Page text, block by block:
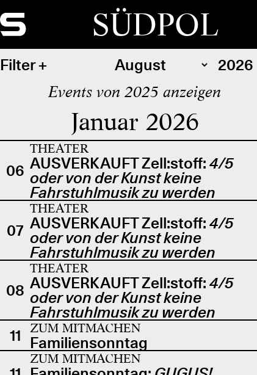
SÜDPOL
Filter
Events von 2025 anzeigen
Januar 2026
06
THEATER
AUSVERKAUFT Zell:stoff: 4/5
oder von der Kunst keine
Fahrstuhlmusik zu werden
07
THEATER
AUSVERKAUFT Zell:stoff: 4/5
oder von der Kunst keine
Fahrstuhlmusik zu werden
08
THEATER
AUSVERKAUFT Zell:stoff: 4/5
oder von der Kunst keine
Fahrstuhlmusik zu werden
11
ZUM MITMACHEN
Familiensonntag
ZUM MITMACHEN